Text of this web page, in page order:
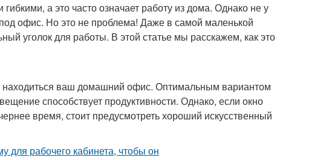
а это часто означает работу из дома. Однако не у
офис. Но это не проблема! Даже в самой маленькой
уголок для работы. В этой статье мы расскажем, как это
находиться ваш домашний офис. Оптимальным вариантом
способствует продуктивности. Однако, если окно
время, стоит предусмотреть хороший искусственный